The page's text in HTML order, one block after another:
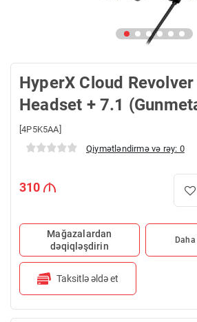
HyperX Cloud
Headset + 7.1
[4P5K5AA]
Qiymətləndirmə və rəy: 0
310
Mağazalardan
dəqiqləşdirin
Taksitlə əldə et